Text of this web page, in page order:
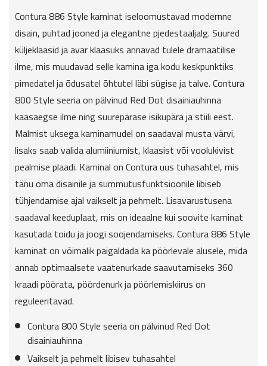
Contura 886 Style kaminat iseloomustavad modernne
disain, puhtad jooned ja elegantne pjedestaaljalg. Suured
küljeklaasid ja avar klaasuks annavad tulele dramaatilise
ilme, mis muudavad selle kamina iga kodu keskpunktiks
pimedatel ja õdusatel õhtutel läbi sügise ja talve. Contura
800 Style seeria on pälvinud Red Dot disainiauhinna
kaasaegse ilme ning suurepärase isikupära ja stiili eest.
Malmist uksega kaminamudel on saadaval musta värvi,
lisaks saab valida alumiiniumist, klaasist või voolukivist
pealmise plaadi. Kaminal on Contura uus tuhasahtel, mis
tänu oma disainile ja summutusfunktsioonile libiseb
tühjendamise ajal vaikselt ja pehmelt. Lisavarustusena
saadaval keeduplaat, mis on ideaalne kui soovite kaminat
kasutada toidu ja joogi soojendamiseks. Contura 886 Style
kaminat on võimalik paigaldada ka pöörlevale alusele, mida
annab optimaalsete vaatenurkade saavutamiseks 360
kraadi pöörata, pöördenurk ja pöörlemiskiirus on
reguleeritavad.
Contura 800 Style seeria on pälvinud Red Dot
disainiauhinna
Vaikselt ja pehmelt libisev tuhasahtel